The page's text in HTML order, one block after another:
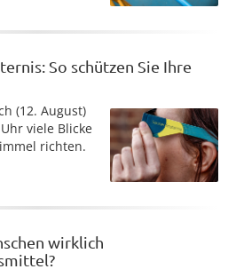
So schützen Sie Ihre
(12. August)
viele Blicke
richten.
wirklich